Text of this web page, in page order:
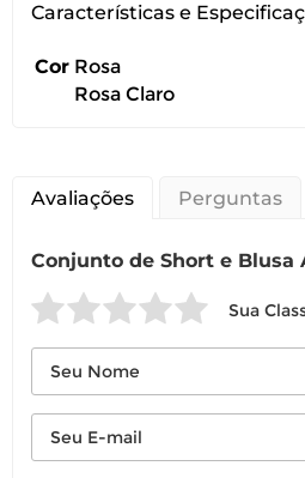
devolução.
Características e
Cor Rosa
Rosa Claro
Avaliações Perguntas
Conjunto de Short e Blusa
Sua